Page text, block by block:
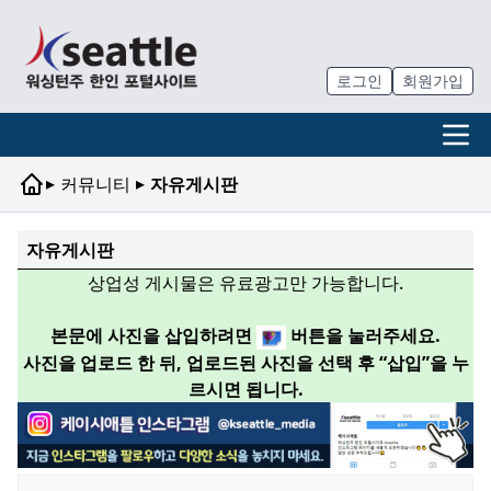
로그인 회원가입
▸ 커뮤니티 ▸ 자유게시판
자유게시판
상업성 게시물은 유료광고만 가능합니다.
본문에 사진을 삽입하려면
버튼을 눌러주세요.
사진을 업로드 한 뒤, 업로드된 사진을 선택 후 “삽입”을 누
르시면 됩니다.